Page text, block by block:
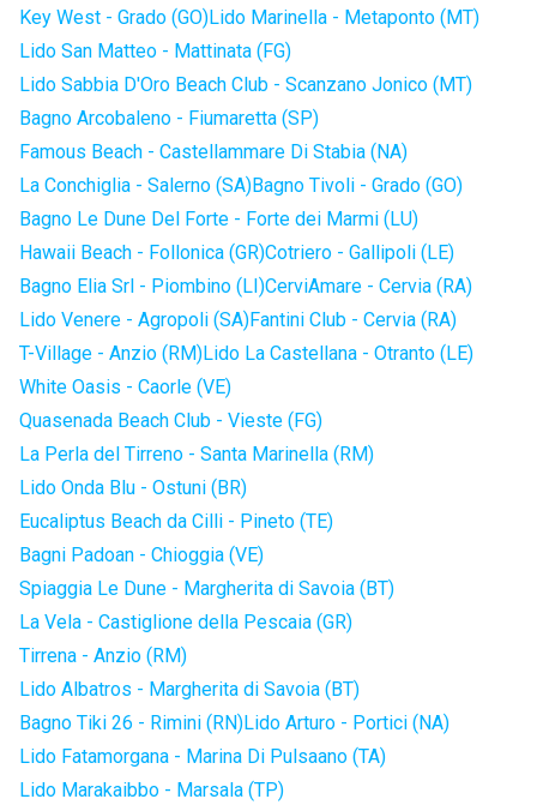
Key West - Grado (GO)Lido Marinella - Metaponto (MT)
Lido San Matteo - Mattinata (FG)
Lido Sabbia D'Oro Beach Club - Scanzano Jonico (MT)
Bagno Arcobaleno - Fiumaretta (SP)
Famous Beach - Castellammare Di Stabia (NA)
La Conchiglia - Salerno (SA)Bagno Tivoli - Grado (GO)
Bagno Le Dune Del Forte - Forte dei Marmi (LU)
Hawaii Beach - Follonica (GR)Cotriero - Gallipoli (LE)
Bagno Elia Srl - Piombino (LI)CerviAmare - Cervia (RA)
Lido Venere - Agropoli (SA)Fantini Club - Cervia (RA)
T-Village - Anzio (RM)Lido La Castellana - Otranto (LE)
White Oasis - Caorle (VE)
Quasenada Beach Club - Vieste (FG)
La Perla del Tirreno - Santa Marinella (RM)
Lido Onda Blu - Ostuni (BR)
Eucaliptus Beach da Cilli - Pineto (TE)
Bagni Padoan - Chioggia (VE)
Spiaggia Le Dune - Margherita di Savoia (BT)
La Vela - Castiglione della Pescaia (GR)
Tirrena - Anzio (RM)
Lido Albatros - Margherita di Savoia (BT)
Bagno Tiki 26 - Rimini (RN)Lido Arturo - Portici (NA)
Lido Fatamorgana - Marina Di Pulsaano (TA)
Lido Marakaibbo - Marsala (TP)